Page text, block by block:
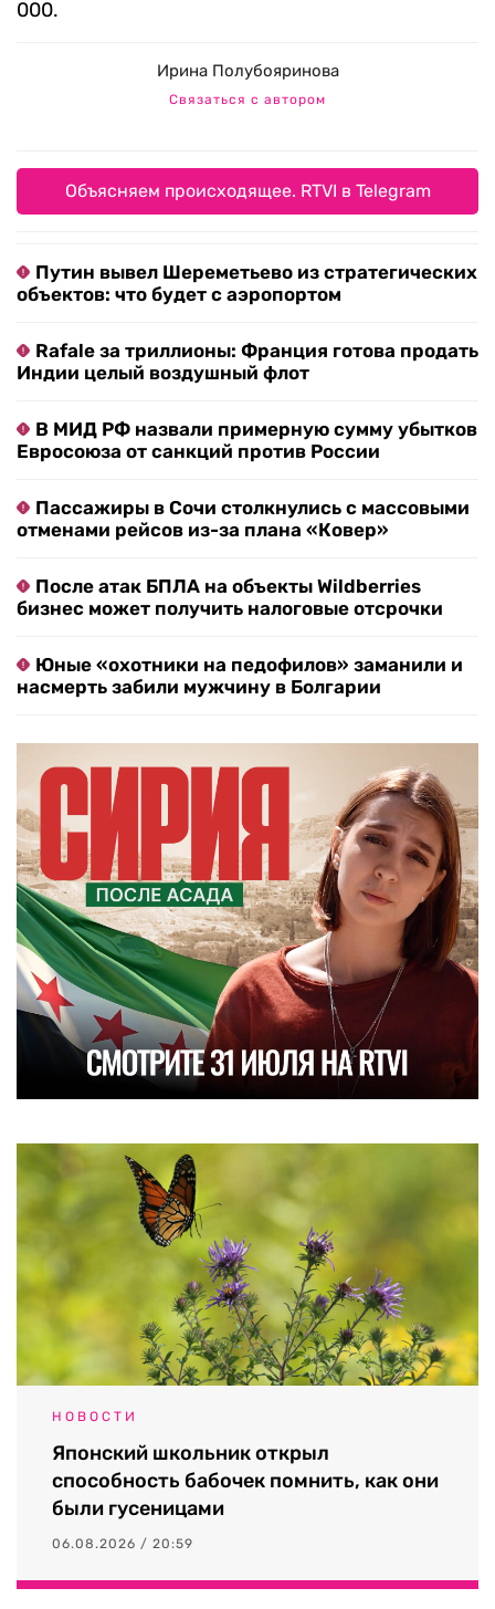
000.
Ирина Полубояринова
Связаться с автором
Объясняем происходящее. RTVI в Telegram
Путин вывел Шереметьево из стратегических
объектов: что будет с аэропортом
Rafale за триллионы: Франция готова продать
Индии целый воздушный флот
В МИД РФ назвали примерную сумму убытков
Евросоюза от санкций против России
Пассажиры в Сочи столкнулись с массовыми
отменами рейсов из-за плана «Ковер»
После атак БПЛА на объекты Wildberries
бизнес может получить налоговые отсрочки
Юные «охотники на педофилов» заманили и
насмерть забили мужчину в Болгарии
НОВОСТИ
Японский школьник открыл
способность бабочек помнить, как они
были гусеницами
06.08.2026 / 20:59